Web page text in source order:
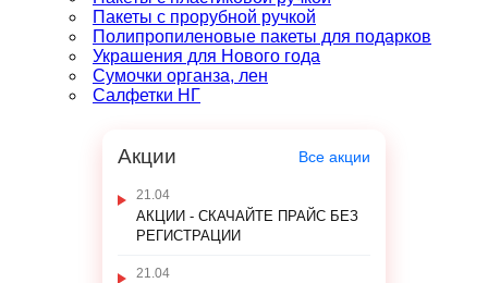
Пакеты с прорубной ручкой
Полипропиленовые пакеты для подарков
Украшения для Нового года
Сумочки органза, лен
Салфетки НГ
Акции Все акции
21.04
АКЦИИ - СКАЧАЙТЕ ПРАЙС БЕЗ
РЕГИСТРАЦИИ
21.04